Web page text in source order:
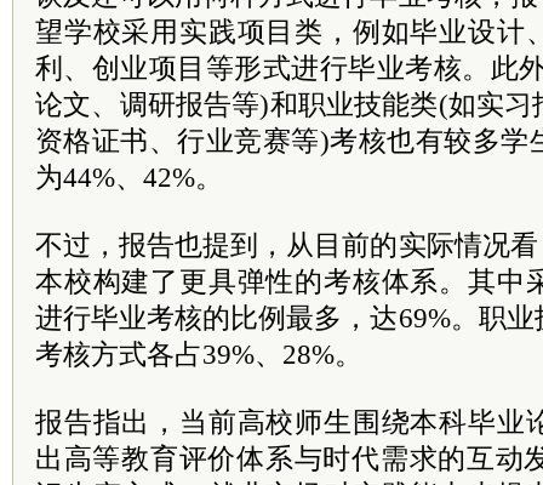
望学校采用实践项目类，例如毕业设计
利、创业项目等形式进行毕业考核。此
论文、调研报告等)和职业技能类(如实
资格证书、行业竞赛等)考核也有较多学
为44%、42%。
不过，报告也提到，从目前的实际情况
本校构建了更具弹性的考核体系。其中
进行毕业考核的比例最多，达69%。职
考核方式各占39%、28%。
报告指出，当前高校师生围绕本科毕业
出高等教育评价体系与时代需求的互动